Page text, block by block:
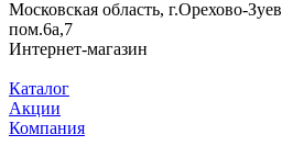
Московская область, г.Орехово-
пом.6а,7
Интернет-магазин
Каталог
Акции
Компания